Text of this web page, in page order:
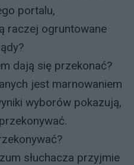
portalu,
raczej ogruntowane
dają się przekonać?
jest marnowaniem
wyborów pokazują,
słuchacza przyjmie